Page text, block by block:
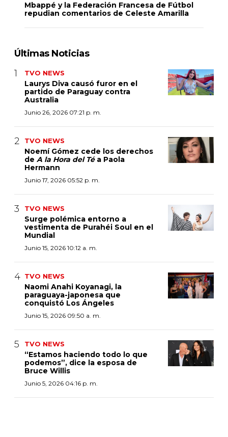
Mbappé y la Federación Francesa de Fútbol
repudian comentarios de Celeste Amarilla
Últimas Noticias
TVO NEWS
Laurys Diva causó furor en el
partido de Paraguay contra
Australia
Junio 26, 2026 07:21 p. m.
TVO NEWS
Noemí Gómez cede los derechos
de A la Hora del Té a Paola
Hermann
Junio 17, 2026 05:52 p. m.
TVO NEWS
Surge polémica entorno a
vestimenta de Purahéi Soul en el
Mundial
Junio 15, 2026 10:12 a. m.
TVO NEWS
Naomi Anahi Koyanagi, la
paraguaya-japonesa que
conquistó Los Ángeles
Junio 15, 2026 09:50 a. m.
TVO NEWS
“Estamos haciendo todo lo que
podemos”, dice la esposa de
Bruce Willis
Junio 5, 2026 04:16 p. m.